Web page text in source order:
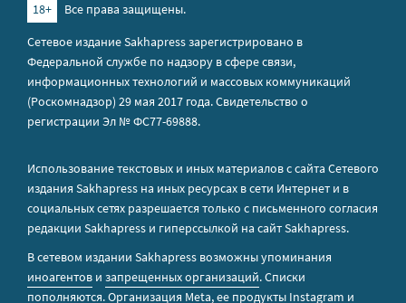
18+
Все права защищены.
Сетевое издание Sakhapress зарегистрировано в
Федеральной службе по надзору в сфере связи,
информационных технологий и массовых коммуникаций
(Роскомнадзор) 29 мая 2017 года. Свидетельство о
регистрации Эл № ФС77-69888.
Использование текстовых и иных материалов с сайта Сетевого
издания Sakhapress на иных ресурсах в сети Интернет и в
социальных сетях разрешается только с письменного согласия
редакции Sakhapress и гиперссылкой на сайт Sakhapress.
В сетевом издании Sakhapress возможны упоминания
иноагентов и запрещенных организаций. Списки
пополняются. Организация Metа, ее продукты Instagram и